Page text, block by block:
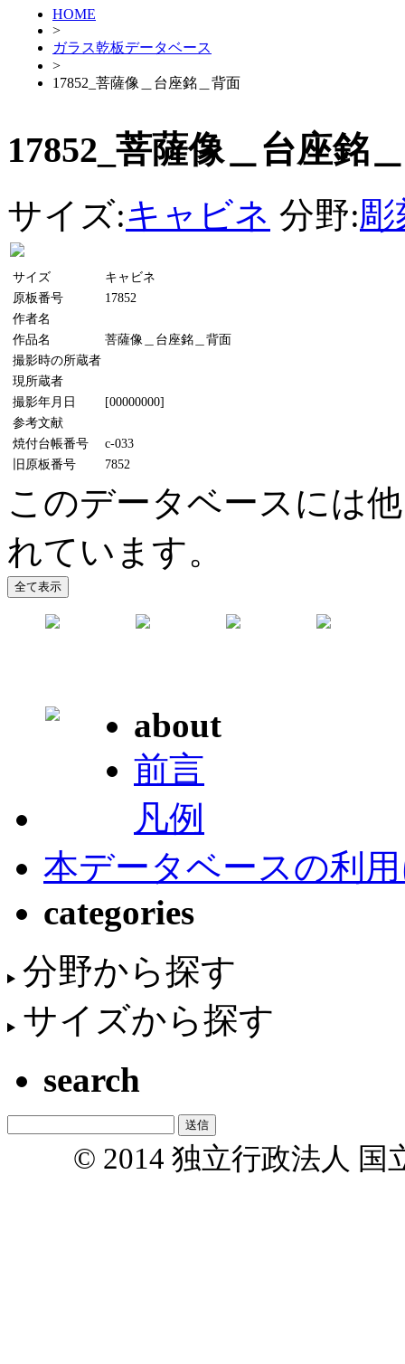
HOME
>
ガラス乾板データベース
>
17852_菩薩像＿台座銘＿背面
17852_菩薩像＿台座銘
サイズ:キャビネ 分野:彫
サイズ
キャビネ
原板番号
17852
作者名
作品名
菩薩像＿台座銘＿背面
撮影時の所蔵者
現所蔵者
撮影年月日
[00000000]
参考文献
焼付台帳番号
c-033
旧原板番号
7852
このデータベースには
れています。
about
前言
凡例
本データベースの利
categories
分野から探す
サイズから探す
search
© 2014 独立行政法人 国